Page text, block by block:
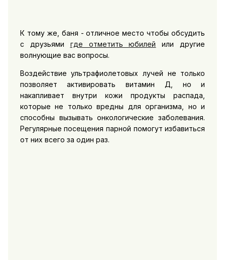
К тому же, баня - отличное место чтобы обсудить
с друзьями где отметить юбилей или другие
волнующие вас вопросы.
Воздействие ультрафиолетовых лучей не только
позволяет активировать витамин Д, но и
накапливает внутри кожи продукты распада,
которые не только вредны для организма, но и
способны вызывать онкологические заболевания.
Регулярные посещения парной помогут избавиться
от них всего за один раз.